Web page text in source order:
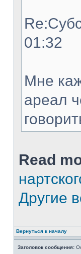
01:32
Мне
ареал
Read
Другие
Вернуться к началу
Заголовок сообщения: